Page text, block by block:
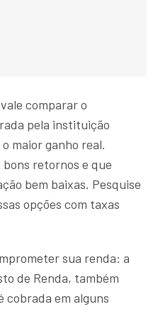
comparar o
pela instituição
maior ganho real.
retornos e que
bem baixas. Pesquise
opções com taxas
sua renda: a
de Renda, também
cobrada em alguns